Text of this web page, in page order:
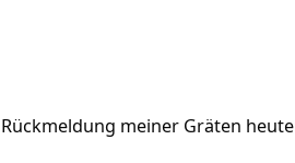
meiner Gräten heute